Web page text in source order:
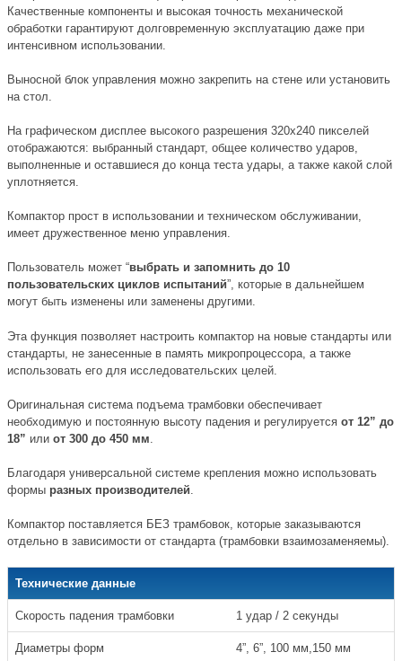
Качественные компоненты и высокая точность механической
обработки гарантируют долговременную эксплуатацию даже при
интенсивном использовании.
Выносной блок управления можно закрепить на стене или установить
на стол.
На графическом дисплее высокого разрешения 320x240 пикселей
отображаются: выбранный стандарт, общее количество ударов,
выполненные и оставшиеся до конца теста удары, а также какой слой
уплотняется.
Компактор прост в использовании и техническом обслуживании,
имеет дружественное меню управления.
Пользователь может “выбрать и запомнить до 10
пользовательских циклов испытаний”, которые в дальнейшем
могут быть изменены или заменены другими.
Эта функция позволяет настроить компактор на новые стандарты или
стандарты, не занесенные в память микропроцессора, а также
использовать его для исследовательских целей.
Оригинальная система подъема трамбовки обеспечивает
необходимую и постоянную высоту падения и регулируется от 12” до
18” или от 300 до 450 мм
Благодаря универсальной системе крепления можно использовать
формы разных производителей
Компактор поставляется БЕЗ трамбовок, которые заказываются
отдельно в зависимости от стандарта (трамбовки взаимозаменяемы).
Технические данные
Скорость падения трамбовки 1 удар / 2 секунды
Диаметры форм 4”, 6”, 100 мм,150 мм